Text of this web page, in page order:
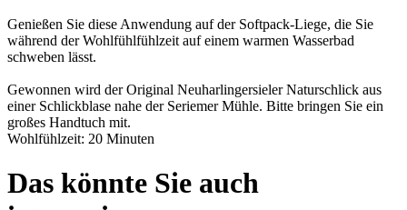
Genießen Sie diese Anwendung auf der Softpack-Liege, die Sie
während der Wohlfühlfühlzeit auf einem warmen Wasserbad
schweben lässt.
Gewonnen wird der Original Neuharlingersieler Naturschlick aus
einer Schlickblase nahe der Seriemer Mühle. Bitte bringen Sie ein
großes Handtuch mit.
Wohlfühlzeit: 20 Minuten
Das könnte Sie auch